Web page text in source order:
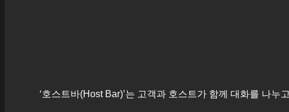
‘호스트바(Host Bar)’는 고객과 호스트가 함께 대화를 나